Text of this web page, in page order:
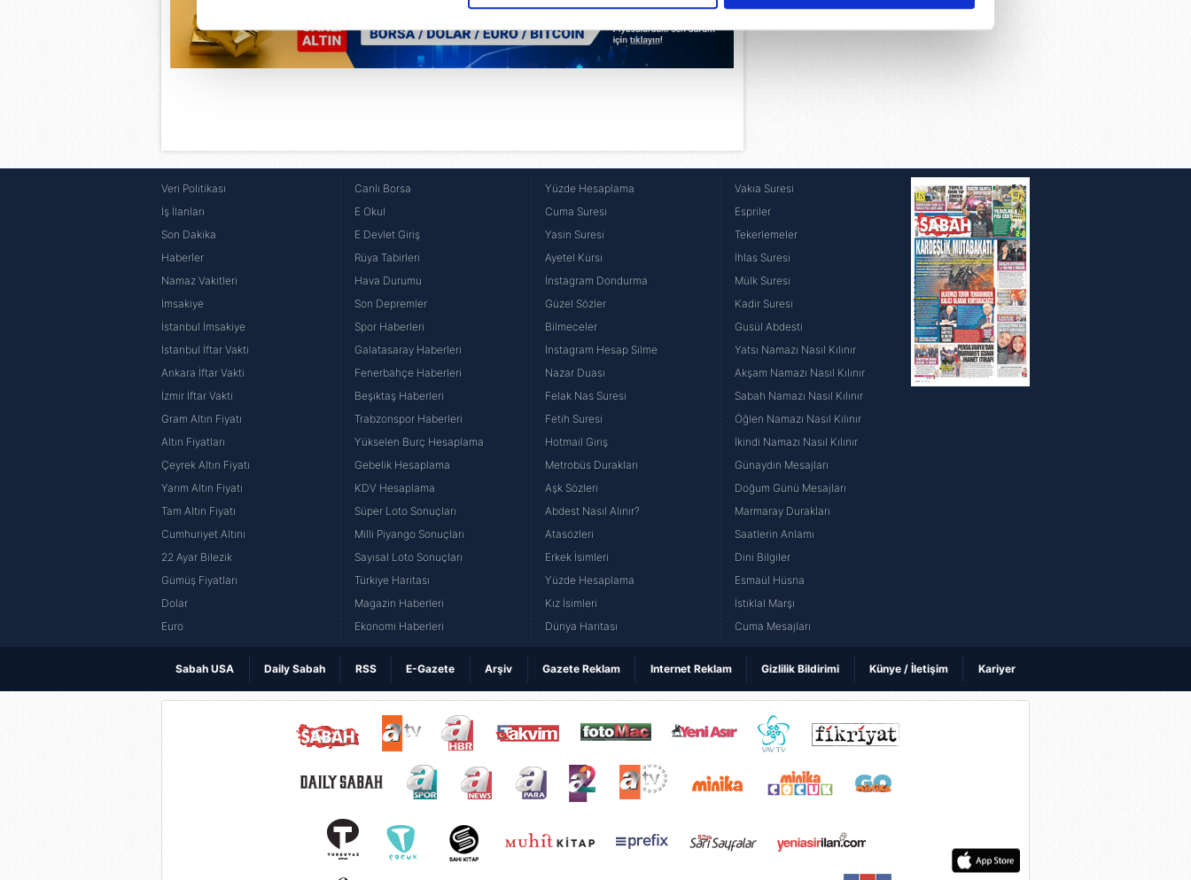
Her halükârda, kullanıcılar, bu çerezlere izin vermedikleri takdirde, kullanıcılara hedefli reklamlar gösterilmeyecektir."
Sizlere daha iyi bir hizmet sunabilmek için İnternet Sitemizde kendimize ve üçüncü kişilere ait çerezler kullanılmaktadır. Bu
çerezler vasıtasıyla çeşitli kişisel verileriniz işlenmekte olup gerekli olan çerezler bilgi toplumu hizmetlerinin sunulması
6698 sayılı Kişisel Verilerin Korunması Kanunu uyarınca hazırlanmış Aydınlatma Metnimizi okumak ve sitemizde ilgili
mevzuata uygun olarak kullanılan çerezlerle ilgili bilgi almak için lütfen
Veri Politikası
İş İlanları
Son Dakika
Haberler
Namaz Vakitleri
İmsakiye
İstanbul İmsakiye
İstanbul İftar Vakti
Ankara İftar Vakti
İzmir İftar Vakti
Gram Altın Fiyatı
Altın Fiyatları
Çeyrek Altın Fiyatı
Yarım Altın Fiyatı
Tam Altın Fiyatı
Cumhuriyet Altını
22 Ayar Bilezik
Gümüş Fiyatları
Dolar
Euro
Canlı Borsa
E Okul
E Devlet Giriş
Rüya Tabirleri
Hava Durumu
Son Depremler
Spor Haberleri
Galatasaray Haberleri
Fenerbahçe Haberleri
Beşiktaş Haberleri
Trabzonspor Haberleri
Yükselen Burç Hesaplama
Gebelik Hesaplama
KDV Hesaplama
Süper Loto Sonuçları
Milli Piyango Sonuçları
Sayısal Loto Sonuçları
Türkiye Haritası
Magazin Haberleri
Ekonomi Haberleri
Yüzde Hesaplama
Cuma Suresi
Yasin Suresi
Ayetel Kürsi
İnstagram Dondurma
Güzel Sözler
Bilmeceler
İnstagram Hesap Silme
Nazar Duası
Felak Nas Suresi
Fetih Suresi
Hotmail Giriş
Metrobüs Durakları
Aşk Sözleri
Abdest Nasıl Alınır?
Atasözleri
Erkek İsimleri
Yüzde Hesaplama
Kız İsimleri
Dünya Haritası
Vakıa Suresi
Espriler
Tekerlemeler
İhlas Suresi
Mülk Suresi
Kadir Suresi
Gusül Abdesti
Yatsı Namazı Nasıl Kılınır
Akşam Namazı Nasıl Kılınır
Sabah Namazı Nasıl Kılınır
Öğlen Namazı Nasıl Kılınır
İkindi Namazı Nasıl Kılınır
Günaydın Mesajları
Doğum Günü Mesajları
Marmaray Durakları
Saatlerin Anlamı
Dini Bilgiler
Esmaül Hüsna
İstiklal Marşı
Cuma Mesajları
Sabah USA Daily Sabah RSS E-Gazete Arşiv Gazete Reklam Internet Reklam Gizlilik Bildirimi Künye / İletişim Kariyer